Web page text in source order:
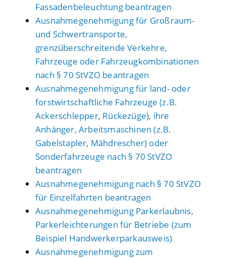
Fassadenbeleuchtung beantragen
Ausnahmegenehmigung für Großraum-
und Schwertransporte,
grenzüberschreitende Verkehre,
Fahrzeuge oder Fahrzeugkombinationen
nach § 70 StVZO beantragen
Ausnahmegenehmigung für land- oder
forstwirtschaftliche Fahrzeuge (z.B.
Ackerschlepper, Rückezüge), ihre
Anhänger, Arbeitsmaschinen (z.B.
Gabelstapler, Mähdrescher) oder
Sonderfahrzeuge nach § 70 StVZO
beantragen
Ausnahmegenehmigung nach § 70 StVZO
für Einzelfahrten beantragen
Ausnahmegenehmigung Parkerlaubnis,
Parkerleichterungen für Betriebe (zum
Beispiel Handwerkerparkausweis)
Ausnahmegenehmigung zum